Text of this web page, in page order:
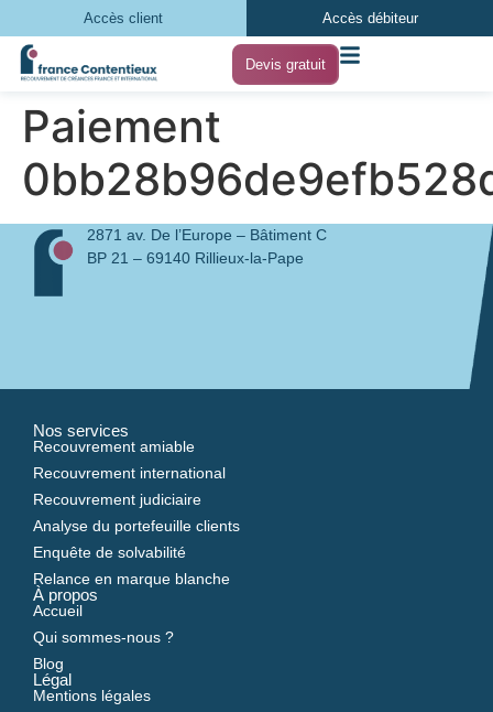
Accès client Accès débiteur
Devis gratuit
Paiement
2871 av. De l’Europe – Bâtiment C
BP 21 – 69140 Rillieux-la-Pape
Nos services
Recouvrement amiable
Recouvrement international
Recouvrement judiciaire
Analyse du portefeuille clients
Enquête de solvabilité
Relance en marque blanche
À propos
Accueil
Qui sommes-nous ?
Blog
Légal
Mentions légales